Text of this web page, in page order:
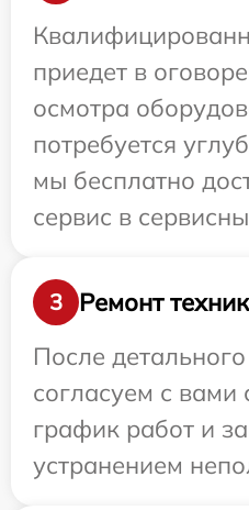
приедет в
осмотра
потребуется
мы бесплатно
сервис в
3
Ремонт
После
согласуем с вами
график работ и
устранением